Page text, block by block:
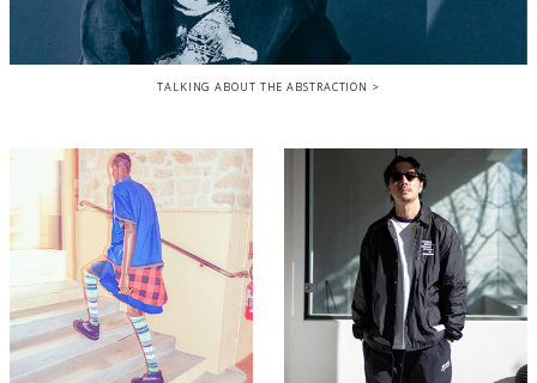
TALKING ABOUT THE ABSTRACTION